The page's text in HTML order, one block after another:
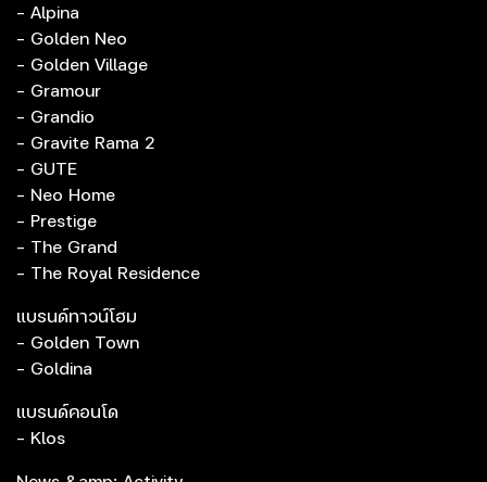
- Alpina
- Golden Neo
- Golden Village
- Gramour
- Grandio
- Gravite Rama 2
- GUTE
- Neo Home
- Prestige
- The Grand
- The Royal Residence
แบรนด์ทาวน์โฮม
- Golden Town
- Goldina
แบรนด์คอนโด
- Klos